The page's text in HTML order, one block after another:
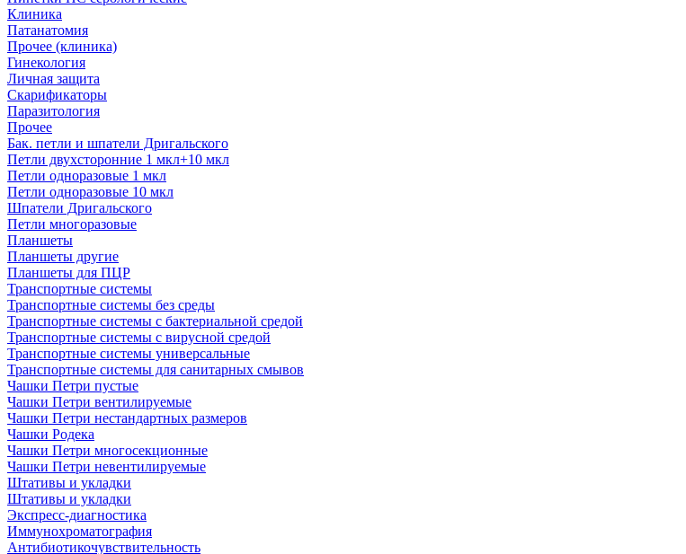
Клиника
Патанатомия
Прочее (клиника)
Гинекология
Личная защита
Скарификаторы
Паразитология
Прочее
Бак. петли и шпатели Дригальского
Петли двухсторонние 1 мкл+10 мкл
Петли одноразовые 1 мкл
Петли одноразовые 10 мкл
Шпатели Дригальского
Петли многоразовые
Планшеты
Планшеты другие
Планшеты для ПЦР
Транспортные системы
Транспортные системы без среды
Транспортные системы с бактериальной средой
Транспортные системы с вирусной средой
Транспортные системы универсальные
Транспортные системы для санитарных смывов
Чашки Петри пустые
Чашки Петри вентилируемые
Чашки Петри нестандартных размеров
Чашки Родека
Чашки Петри многосекционные
Чашки Петри невентилируемые
Штативы и укладки
Штативы и укладки
Экспресс-диагностика
Иммунохроматография
Антибиотикочувствительность